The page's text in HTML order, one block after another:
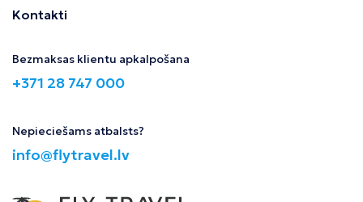
Kontakti
Bezmaksas klientu apkalpošana
+371 28 747 000
Nepieciešams atbalsts?
info@flytravel.lv